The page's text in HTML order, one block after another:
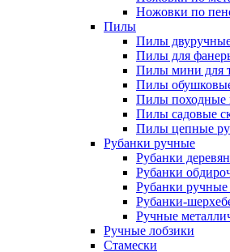
Ножовки по
Пилы
Пилы
Пилы для
Пилы мини для
Пилы
Пилы
Пилы садовые
Пилы цепные
Рубанки ручные
Рубанки
Рубанки
Рубанки
Рубанки-
Ручные
Ручные лобзики
Стамески